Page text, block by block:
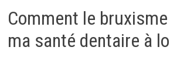
Comment le
ma santé dentaire à